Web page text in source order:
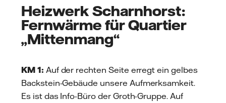
Heizwerk Scharnhorst:
Fernwärme für Quartier
„Mittenmang“
KM 1: Auf der rechten Seite erregt ein gelbes
Backstein-Gebäude unsere Aufmerksamkeit.
Es ist das Info-Büro der Groth-Gruppe. Auf